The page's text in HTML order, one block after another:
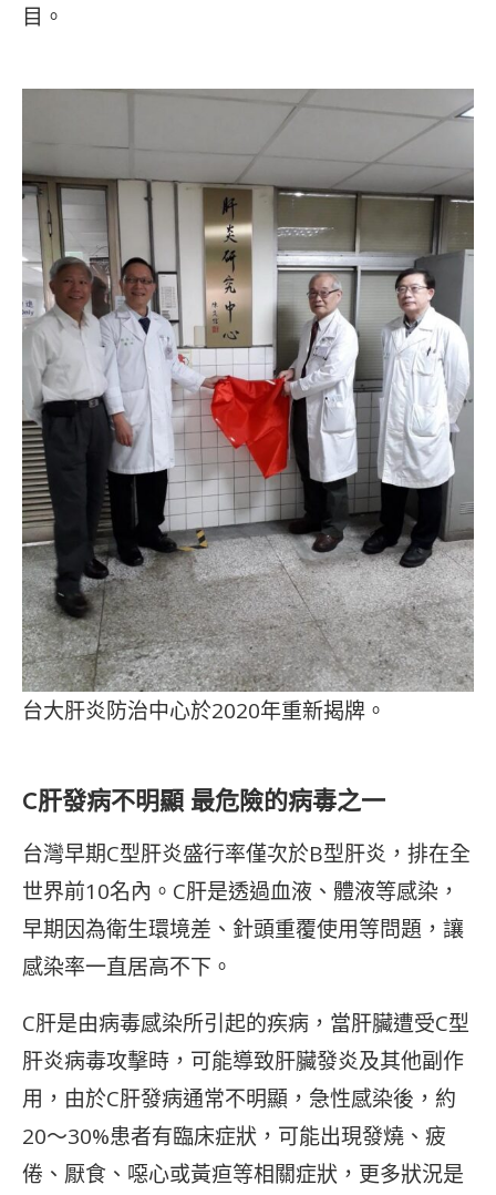
目。
台大肝炎防治中心於2020年重新揭牌。
C肝發病不明顯 最危險的病毒之一
台灣早期C型肝炎盛行率僅次於B型肝炎，排在全
世界前10名內。C肝是透過血液、體液等感染，
早期因為衛生環境差、針頭重覆使用等問題，讓
感染率一直居高不下。
C肝是由病毒感染所引起的疾病，當肝臟遭受C型
肝炎病毒攻擊時，可能導致肝臟發炎及其他副作
用，由於C肝發病通常不明顯，急性感染後，約
20～30%患者有臨床症狀，可能出現發燒、疲
倦、厭食、噁心或黃疸等相關症狀，更多狀況是